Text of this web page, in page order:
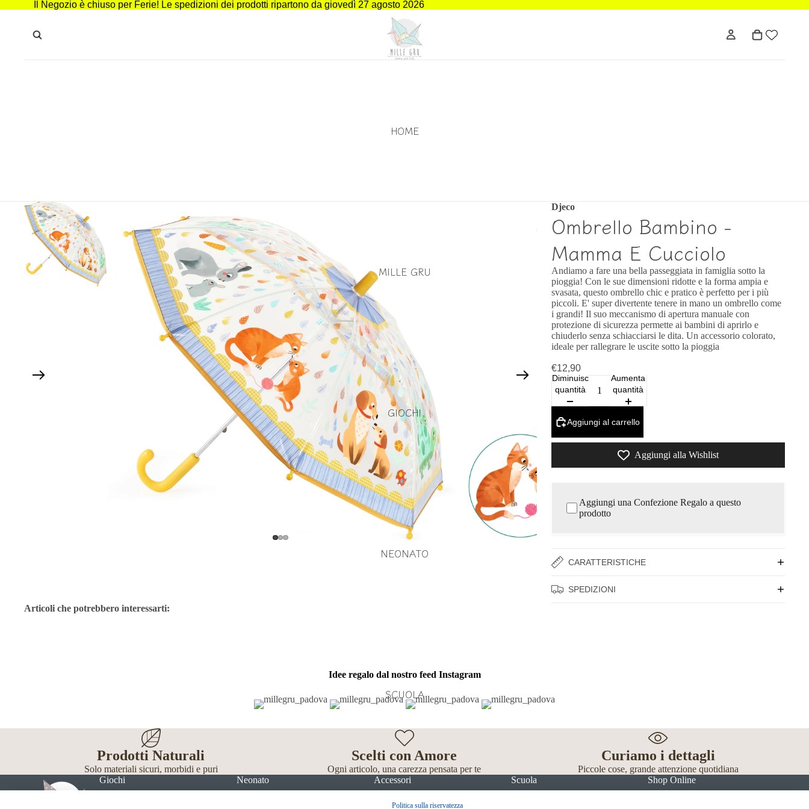
Il Negozio è chiuso per Ferie! Le spedizioni dei prodotti ripartono da giovedì 27 agosto 2026
HOME
MILLE GRU
GIOCHI
NEONATO
SCUOLA
Djeco
Ombrello Bambino -
Mamma E Cucciolo
Andiamo a fare una bella passeggiata in famiglia sotto la
pioggia! Con le sue dimensioni ridotte e la forma ampia e
svasata, questo ombrello chic e pratico è perfetto per i più
piccoli. E' super divertente tenere in mano un ombrello come
i grandi! Il suo meccanismo di apertura manuale con
protezione di sicurezza permette ai bambini di aprirlo e
chiuderlo senza schiacciarsi le dita. Un accessorio colorato,
ideale per rallegrare le uscite sotto la pioggia
€12,90
Diminuisci
quantità
Aumenta
quantità
Aggiungi al carrello
Aggiungi alla Wishlist
Aggiungi una Confezione Regalo a questo
prodotto
CARATTERISTICHE
SPEDIZIONI
Articoli che potrebbero interessarti:
Idee regalo dal nostro feed Instagram
Prodotti Naturali
Solo materiali sicuri, morbidi e puri
Scelti con Amore
Ogni articolo, una carezza pensata per te
Curiamo i dettagli
Piccole cose, grande attenzione quotidiana
Giochi
Neonato Accessori Scuola Shop Online
Politica sulla riservatezza